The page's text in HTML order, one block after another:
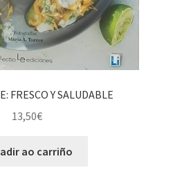
FRESCO Y SALUDABLE
13,50€
ao carriño